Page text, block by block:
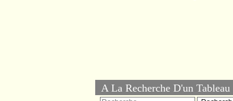
A La Recherche D'un Tableau